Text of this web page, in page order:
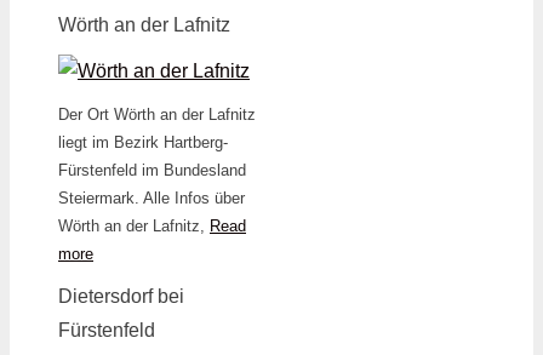
Wörth an der Lafnitz
Der Ort Wörth an der Lafnitz
liegt im Bezirk Hartberg-
Fürstenfeld im Bundesland
Steiermark. Alle Infos über
Wörth an der Lafnitz, Read
more
Dietersdorf bei
Fürstenfeld